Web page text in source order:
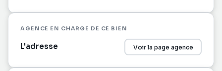
AGENCE EN CHARGE DE CE BIEN
L'adresse Voir la page agence